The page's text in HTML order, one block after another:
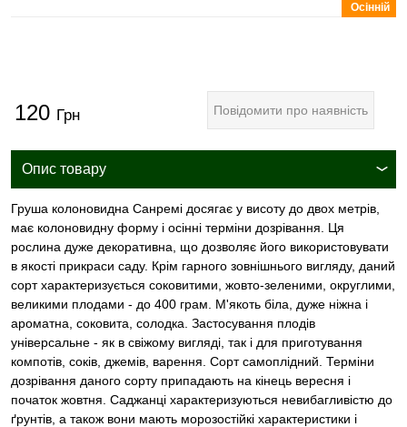
Осінній
120 Грн Повідомити про наявність
Опис товару
Груша колоновидна Санремі досягає у висоту до двох метрів,
має колоновидну форму і осінні терміни дозрівання. Ця
рослина дуже декоративна, що дозволяє його використовувати
в якості прикраси саду. Крім гарного зовнішнього вигляду, даний
сорт характеризується соковитими, жовто-зеленими, округлими,
великими плодами - до 400 грам. М'якоть біла, дуже ніжна і
ароматна, соковита, солодка. Застосування плодів
універсальне - як в свіжому вигляді, так і для приготування
компотів, соків, джемів, варення. Сорт самоплідний. Терміни
дозрівання даного сорту припадають на кінець вересня і
початок жовтня. Саджанці характеризуються невибагливістю до
ґрунтів, а також вони мають морозостійкі характеристики і